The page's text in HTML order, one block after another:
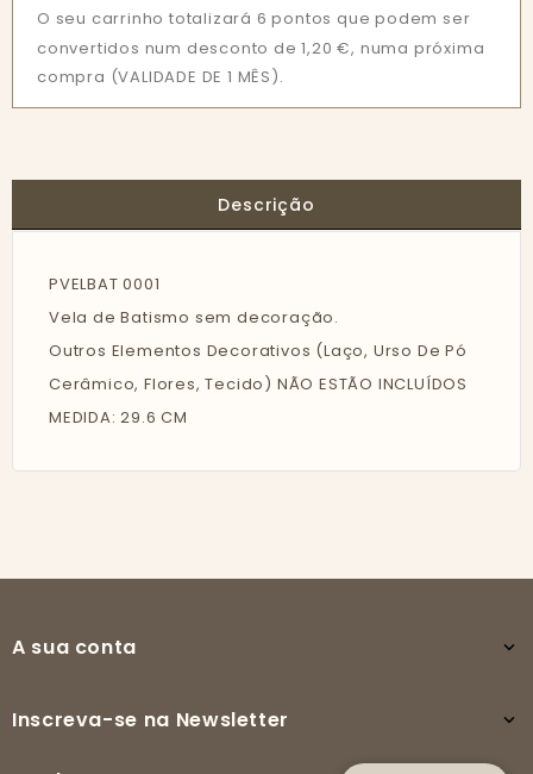
O seu carrinho totalizará 6 pontos que podem ser
convertidos num desconto de 1,20 €, numa próxima
compra (VALIDADE DE 1 MÊS).
Descrição
PVELBAT 0001
Vela de Batismo sem decoração.
Outros Elementos Decorativos (Laço, Urso De Pó
Cerâmico, Flores, Tecido) NÃO ESTÃO INCLUÍDOS
MEDIDA: 29.6 CM
A sua conta 
Inscreva-se na Newsletter 